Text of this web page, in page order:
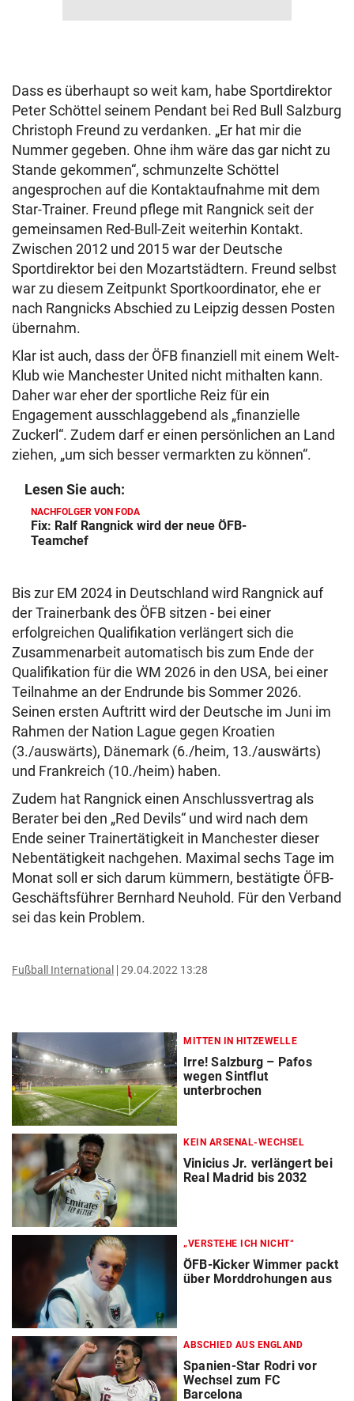
Dass es überhaupt so weit kam, habe Sportdirektor
Peter Schöttel seinem Pendant bei Red Bull Salzburg
Christoph Freund zu verdanken. „Er hat mir die
Nummer gegeben. Ohne ihm wäre das gar nicht zu
Stande gekommen“, schmunzelte Schöttel
angesprochen auf die Kontaktaufnahme mit dem
Star-Trainer. Freund pflege mit Rangnick seit der
gemeinsamen Red-Bull-Zeit weiterhin Kontakt.
Zwischen 2012 und 2015 war der Deutsche
Sportdirektor bei den Mozartstädtern. Freund selbst
war zu diesem Zeitpunkt Sportkoordinator, ehe er
nach Rangnicks Abschied zu Leipzig dessen Posten
übernahm.
Klar ist auch, dass der ÖFB finanziell mit einem Welt-
Klub wie Manchester United nicht mithalten kann.
Daher war eher der sportliche Reiz für ein
Engagement ausschlaggebend als „finanzielle
Zuckerl“. Zudem darf er einen persönlichen an Land
ziehen, „um sich besser vermarkten zu können“.
Lesen Sie auch:
NACHFOLGER VON FODA
Fix: Ralf Rangnick wird der neue ÖFB-
Teamchef
Bis zur EM 2024 in Deutschland wird Rangnick auf
der Trainerbank des ÖFB sitzen - bei einer
erfolgreichen Qualifikation verlängert sich die
Zusammenarbeit automatisch bis zum Ende der
Qualifikation für die WM 2026 in den USA, bei einer
Teilnahme an der Endrunde bis Sommer 2026.
Seinen ersten Auftritt wird der Deutsche im Juni im
Rahmen der Nation Lague gegen Kroatien
(3./auswärts), Dänemark (6./heim, 13./auswärts)
und Frankreich (10./heim) haben.
Zudem hat Rangnick einen Anschlussvertrag als
Berater bei den „Red Devils“ und wird nach dem
Ende seiner Trainertätigkeit in Manchester dieser
Nebentätigkeit nachgehen. Maximal sechs Tage im
Monat soll er sich darum kümmern, bestätigte ÖFB-
Geschäftsführer Bernhard Neuhold. Für den Verband
sei das kein Problem.
Fußball International 29.04.2022 13:28
MITTEN IN HITZEWELLE
Irre! Salzburg – Pafos
wegen Sintflut
unterbrochen
KEIN ARSENAL-WECHSEL
Vinicius Jr. verlängert bei
Real Madrid bis 2032
„VERSTEHE ICH NICHT“
ÖFB-Kicker Wimmer packt
über Morddrohungen aus
ABSCHIED AUS ENGLAND
Spanien-Star Rodri vor
Wechsel zum FC
Barcelona